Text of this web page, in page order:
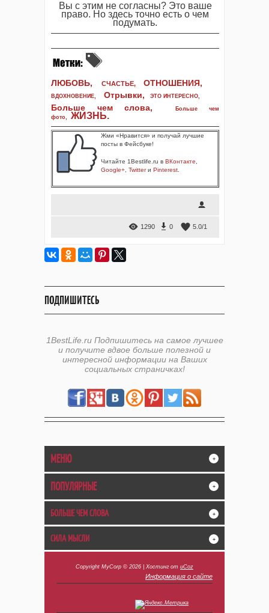
Вы с этим не согласны? Это ваше
право. Но здесь точно есть о чем
подумать.
ЛЮБОВЬ, СЧАСТЬЕ, ОТНОШЕНИЯ,
ВДОХНОВЕНИЕ, Отрывки, ЭТО ИНТЕРЕСНО,
Больше чем слова,
Больше чем
фото, ЖИЗНЬ.
Жми «Нравится» и получай лучшие
посты в Фейсбуке!
Читайте 1Bestlife.ru в ВКонтакте
Google+ Twitterи Pinterest
1290 0 5.0/1
ПОДПИШИТЕСЬ
1BestLife.ru Подпишитесь на самое лучшее
и получите вдвое больше полезной и
интересной информации на Ваших
социальных страничках!
МЕНЮ +
ПОПУЛЯРНЫЕ +
БОЛЬШЕ ЧЕМ СЛОВА +
СИЛА МЫСЛИ +
Copyright MyCorp © 2026 Хостинг от uCoz
Информация о сайте